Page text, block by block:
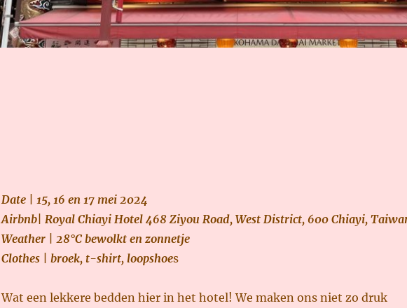
Date | 15, 16 en 17 mei 2024
Airbnb| Royal Chiayi Hotel 468 Ziyou Road, West District, 600 Chiayi,
Weather | 28°C bewolkten zonnetje
Clothes | broek, t-shirt, loopshoes
Wat een lekkere bedden hier in het hotel! We maken ons niet zo druk